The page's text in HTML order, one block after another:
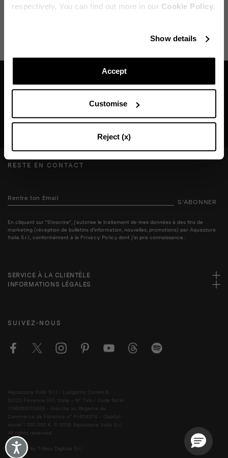
Accessibility
respectively. You can find out more in our Cookie Policy.
Show details
Accept
Customise
Reject (x)
CONTINUEZ À VOUS ABONNER
EXPÉDITION ET RETOUR
Trouvez une boutique près de chez vous
RECHERCHE BOUTIQUE
RESTE EN CONTACT
S’ABONNER
En cliquant sur "S'inscrire", j'autorise le traitement de mes données à des fins de
marketing (réception de bulletins d'information, nouvelles, promotions) par Aquazzura
Italia S.r.l., conformément à la Privacy Policy dont j'ai pris connaissance..
SERVICE À LA CLIENTÈLE
INFORMATIONS LÉGALES
SUIVEZ-NOUS
Aquazzura Italia S.r.l. - Lungarno Corsini 8,
50123 Florence (FI), Italie – N° TVA / Code fiscal
IT06263170489 – Inscrite au Registre du
Commerce de Florence n° FI-614374 – Capital
social 1 000 000 €. © 2026 Aquazzura Italia S.r.l.
All rights reserved.
Powered by Triboo Digitale S.r.l.